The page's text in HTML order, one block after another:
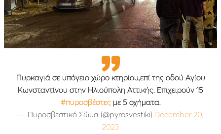
Πυρκαγιά σε υπόγειο χώρο κτηρίου,επί της οδού Αγίου
Κωνσταντίνου στην Ηλιούπολη Αττικής. Επιχειρούν 15
#πυροσβέστεςμε 5 οχήματα.
— Πυροσβεστικό Σώμα (@pyrosvestiki) December 20,
2023